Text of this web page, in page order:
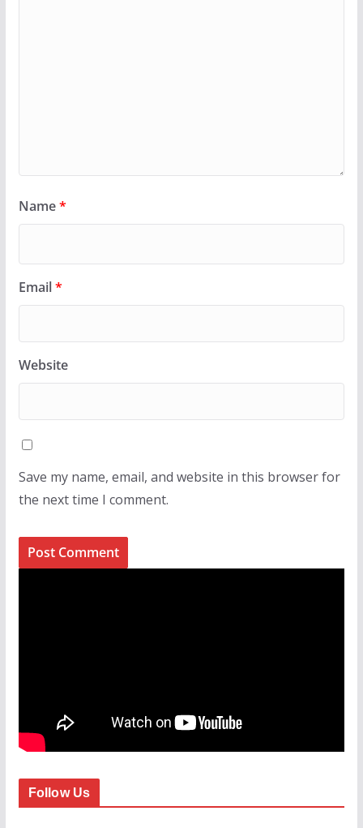
Name*
Email*
Website
Save my name, email, and website in this browser for
the next time I comment.
Follow Us